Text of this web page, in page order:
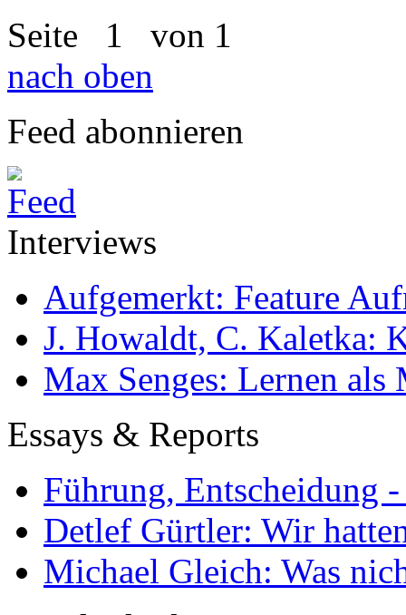
Seite 1 von 1
nach oben
Feed abonnieren
Interviews
Aufgemerkt: Feature
J. Howaldt, C. Kaletka:
Max Senges: Lernen als
Essays & Reports
Führung, Entscheidung
Detlef Gürtler: Wir
Michael Gleich: Was